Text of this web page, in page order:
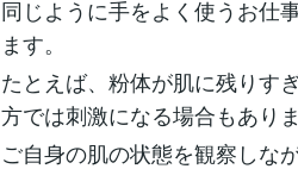
同じように手をよく使うお仕
ます。
たとえば、粉体が肌に残りす
方では刺激になる場合もありま
ご自身の肌の状態を観察しな